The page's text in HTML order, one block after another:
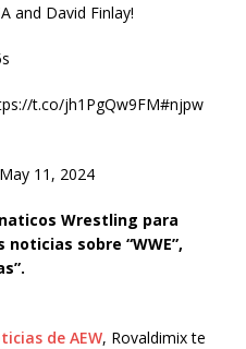
and David Finlay!
t.co/jh1PgQw9FM#njpw
11, 2024
Wrestling para
sobre “WWE”,
de AEW, Rovaldimix te